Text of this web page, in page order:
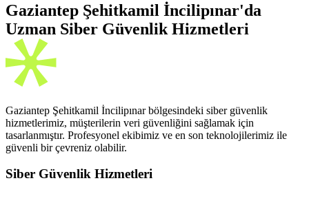
Gaziantep Şehitkamil İncilipınar'da
Uzman Siber Güvenlik Hizmetleri
Gaziantep Şehitkamil İncilipınar bölgesindeki siber güvenlik
hizmetlerimiz, müşterilerin veri güvenliğini sağlamak için
tasarlanmıştır. Profesyonel ekibimiz ve en son teknolojilerimiz ile
güvenli bir çevreniz olabilir.
Siber Güvenlik Hizmetleri